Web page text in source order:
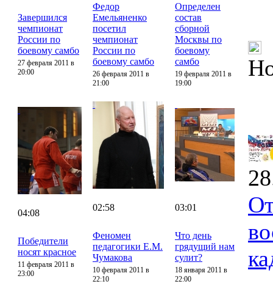
Завершился
чемпионат
России по
боевому самбо
27 февраля 2011 в
20:00
Федор
Емельяненко
посетил
чемпионат
России по
боевому самбо
26 февраля 2011 в
21:00
Определен
состав
сборной
Москвы по
боевому
самбо
19 февраля 2011 в
19:00
04:08
Победители
носят красное
11 февраля 2011 в
23:00
02:58
Феномен
педагогики Е.М.
Чумакова
10 февраля 2011 в
22:10
03:01
Что день
грядущий нам
сулит?
18 января 2011 в
22:00